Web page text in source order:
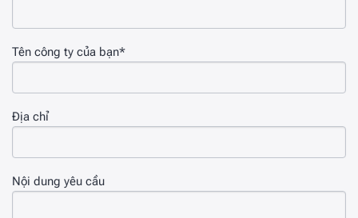
Tên công ty của bạn*
Địa chỉ
Nội dung yêu cầu